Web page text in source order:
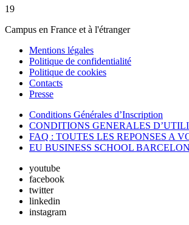
19
Campus en France et à l'étranger
Mentions légales
Politique de confidentialité
Politique de cookies
Contacts
Presse
Conditions Générales d’Inscription
CONDITIONS GENERALES
FAQ : TOUTES LES REPONSES A
EU BUSINESS SCHOOL
youtube
facebook
twitter
linkedin
instagram